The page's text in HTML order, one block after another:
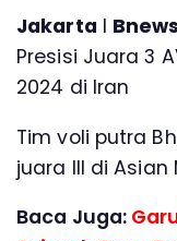
Jakarta l
Presisi Juara 3
2024 di Iran
Tim voli putra
juara III di Asian
Baca Juga: